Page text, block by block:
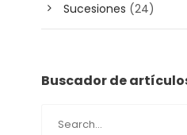
Sucesiones (24)
Buscador de